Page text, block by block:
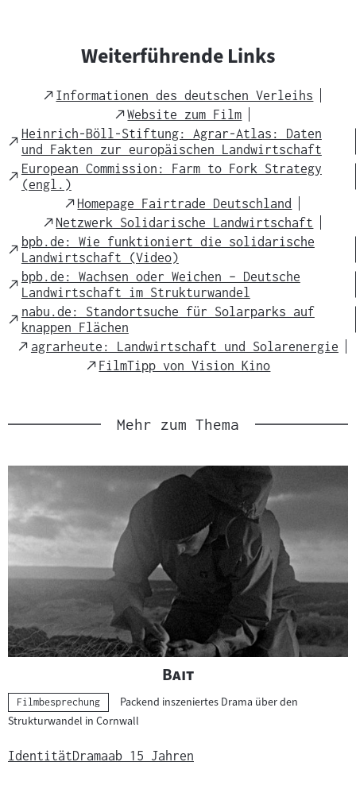
Weiterführende Links
External
Informationen des deutschen Verleihs
External
Link
Website zum Film
External
Link
Heinrich-Böll-Stiftung: Agrar-Atlas: Daten
und Fakten zur europäischen Landwirtschaft
External
Link
European Commission: Farm to Fork Strategy
(engl.)
External
Link
Homepage Fairtrade Deutschland
External
Link
Netzwerk Solidarische Landwirtschaft
External
Link
bpb.de: Wie funktioniert die solidarische
Landwirtschaft (Video)
External
Link
bpb.de: Wachsen oder Weichen – Deutsche
Landwirtschaft im Strukturwandel
External
Link
nabu.de: Standortsuche für Solarparks auf
knappen Flächen
External
agrarheute: Landwirtschaft und Solarenergie
External
FilmTipp von Vision Kino
Mehr zum Thema
"
Bait"
Kategorie:
Filmbesprechung
Packend inszeniertes Drama über den
Strukturwandel in Cornwall
IdentitätDramaab 15 Jahren